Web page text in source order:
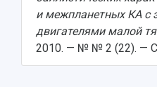
и межпланетных КА с
двигателями малой
2010. — № № 2 (22). —